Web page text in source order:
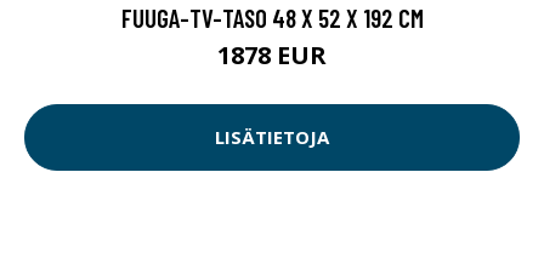
FUUGA-TV-TASO 48 X 52 X 192 CM
1878 EUR
LISÄTIETOJA